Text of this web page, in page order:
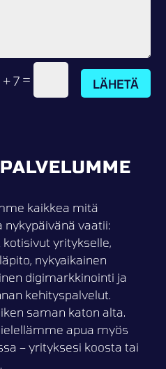
7= LÄHETÄ
kaikkea mitä
vaatii:
yritykselle,
nykyaikainen
digimarkkinointi ja
kehityspalvelut.
saman katon alta.
apua myös
– yrityksesi koosta tai